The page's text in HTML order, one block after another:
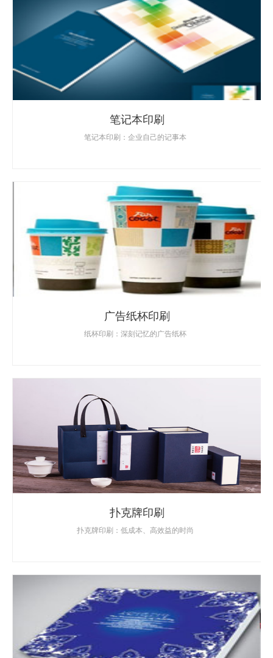
笔记本印刷
笔记本印刷：企业自己的记事本
广告纸杯印刷
纸杯印刷：深刻记忆的广告纸杯
扑克牌印刷
扑克牌印刷：低成本、高效益的时尚